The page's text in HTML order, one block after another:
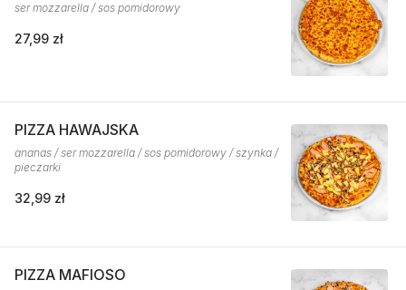
ser mozzarella / sos pomidorowy
27,99 zł
PIZZA HAWAJSKA
ananas / ser mozzarella / sos pomidorowy / szynka /
pieczarki
32,99 zł
PIZZA MAFIOSO